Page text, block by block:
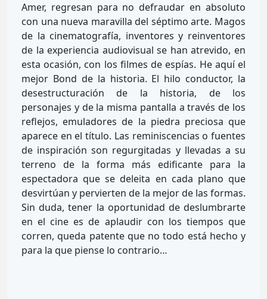
Amer, regresan para no defraudar en absoluto
con una nueva maravilla del séptimo arte. Magos
de la cinematografía, inventores y reinventores
de la experiencia audiovisual se han atrevido, en
esta ocasión, con los filmes de espías. He aquí el
mejor Bond de la historia. El hilo conductor, la
desestructuración de la historia, de los
personajes y de la misma pantalla a través de los
reflejos, emuladores de la piedra preciosa que
aparece en el título. Las reminiscencias o fuentes
de inspiración son regurgitadas y llevadas a su
terreno de la forma más edificante para la
espectadora que se deleita en cada plano que
desvirtúan y pervierten de la mejor de las formas.
Sin duda, tener la oportunidad de deslumbrarte
en el cine es de aplaudir con los tiempos que
corren, queda patente que no todo está hecho y
para la que piense lo contrario…